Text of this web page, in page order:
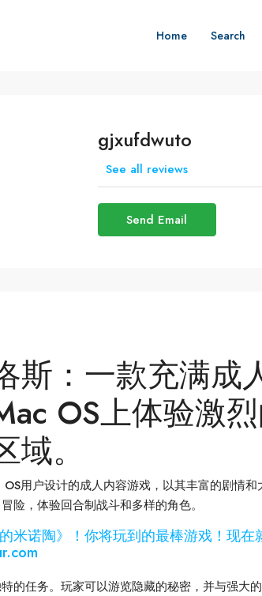
Home Search
gjxufdwuto
See all reviews
Send Email
斯：一款充满成
OS上体验激
。
用户设计的成人内容游戏，以其丰富的剧情和
险，体验回合制战斗和多样的角色。
米诺陶》！你将玩到的最棒游戏！现在
的任务。玩家可以游览隐藏的秘密，并与强大